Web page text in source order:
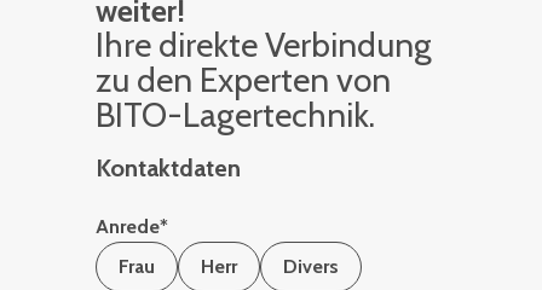
weiter!
Ihre di­rek­te Ver­bin­dung
zu den Ex­per­ten von
BITO-La­ger­tech­nik.
Kontaktdaten
Anrede*
Frau
Herr Divers